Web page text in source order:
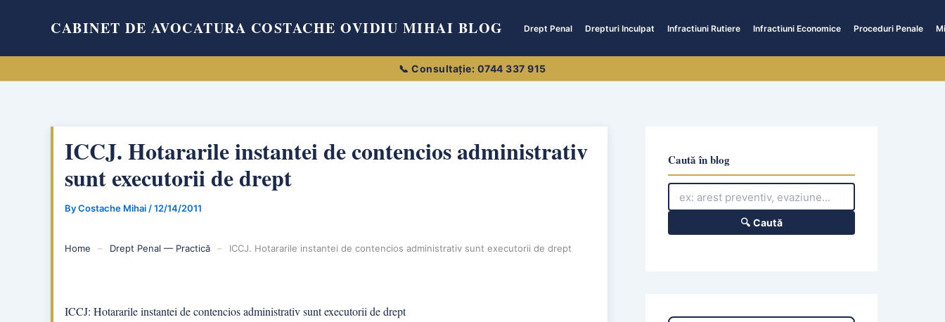
CABINET DE AVOCATURA COSTACHE OVIDIU MIHAI BLOG Drept Penal Drepturi Inculpat Infractiuni Rutiere Infractiuni Economice Proceduri Penale
ICCJ. Hotararile instantei de contencios administrativ
sunt executorii de drept
ByCostache Mihai /12/14/2011
Home – Drept Penal — Practică – ICCJ. Hotararile instantei de contencios administrativ sunt executorii de drept
ICCJ: Hotararile instantei de contencios administrativ sunt executorii de drept
Caută în blog
🔍 Caută